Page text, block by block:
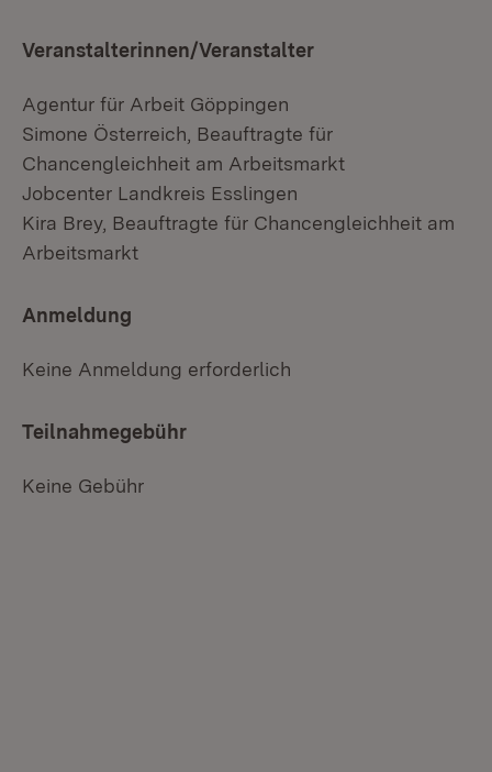
Veranstalterinnen/Veranstalter
Agentur für Arbeit Göppingen
Simone Österreich, Beauftragte für
Chancengleichheit am Arbeitsmarkt
Jobcenter Landkreis Esslingen
Kira Brey, Beauftragte für Chancengleichheit am
Arbeitsmarkt
Anmeldung
Keine Anmeldung erforderlich
Teilnahmegebühr
Keine Gebühr